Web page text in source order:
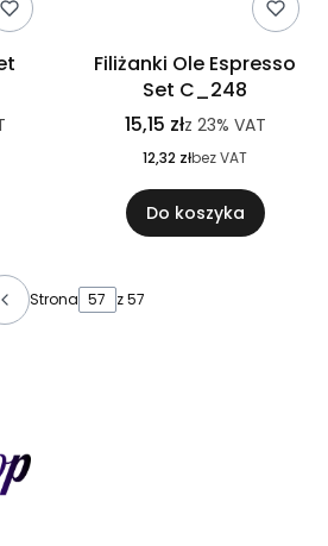
Filiżanki Ole Espresso
Set C_248
15,15 złz 23% VAT
12,32 złbez VAT
Do koszyka
Strona z 57